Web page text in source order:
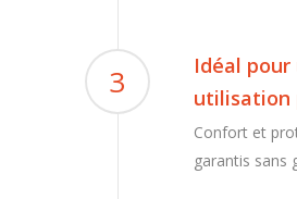
3
Idéal pour
utilisation
Confort et
garantis sans